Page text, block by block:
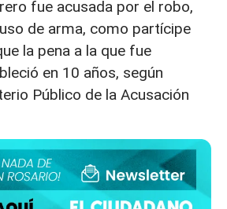
fue acusada por el robo,
de arma, como partícipe
la pena a la que fue
en 10 años, según
Público de la Acusación